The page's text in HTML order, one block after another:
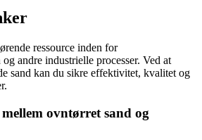
ressource inden for
andre industrielle processer. Ved at
sand kan du sikre effektivitet, kvalitet og
ovntørret sand og